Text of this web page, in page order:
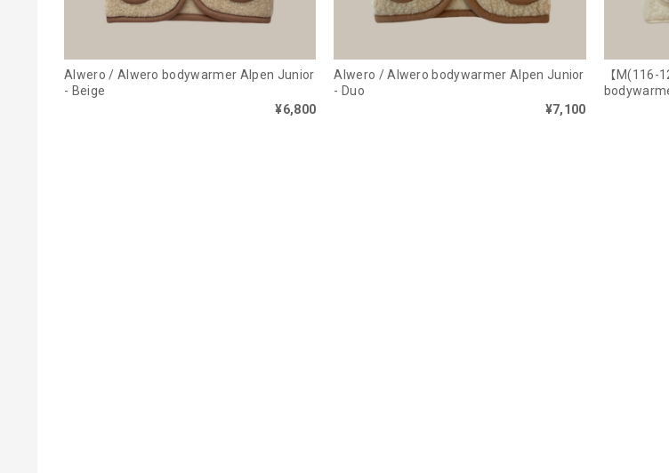
Alwero / Alwero bodywarmer Alpen Junior
- Beige
¥6,800
Alwero / Alwero bodywarmer Alpen Junior
- Duo
¥7,100
【M(116-